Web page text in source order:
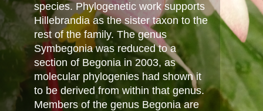
species. Phylogenetic work supports
Hillebrandia as the sister taxon to the
rest of the family. The genus
Symbegonia was reduced to a
section of Begonia in 2003, as
molecular phylogenies had shown it
to be derived from within that genus.
Members of the genus Begonia are